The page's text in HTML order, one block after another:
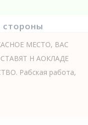
МЕСТО, ВАС
Н АОКЛАДЕ
Рабская работа,